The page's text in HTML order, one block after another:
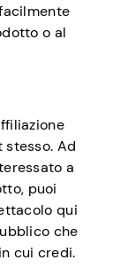
o al
stesso. Ad
a
puoi
qui
che
cui credi.